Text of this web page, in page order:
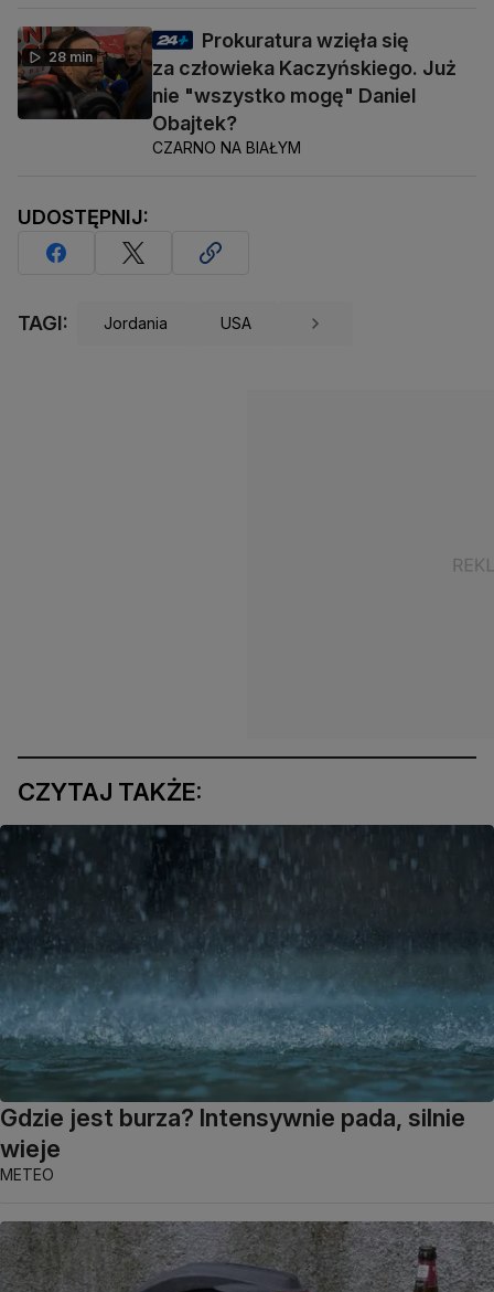
28 min
Prokuratura wzięła się
za człowieka Kaczyńskiego. Już
nie "wszystko mogę" Daniel
Obajtek?
CZARNO NA BIAŁYM
UDOSTĘPNIJ:
TAGI: Jordania USA
CZYTAJ TAKŻE:
Gdzie jest burza? Intensywnie pada, silnie
wieje
METEO